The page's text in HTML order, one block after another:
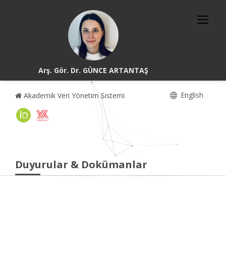
Arş. Gör. Dr. GÜNCE ARTANTAŞ
Akademik Veri Yönetim Sistemi English
Duyurular & Dokümanlar